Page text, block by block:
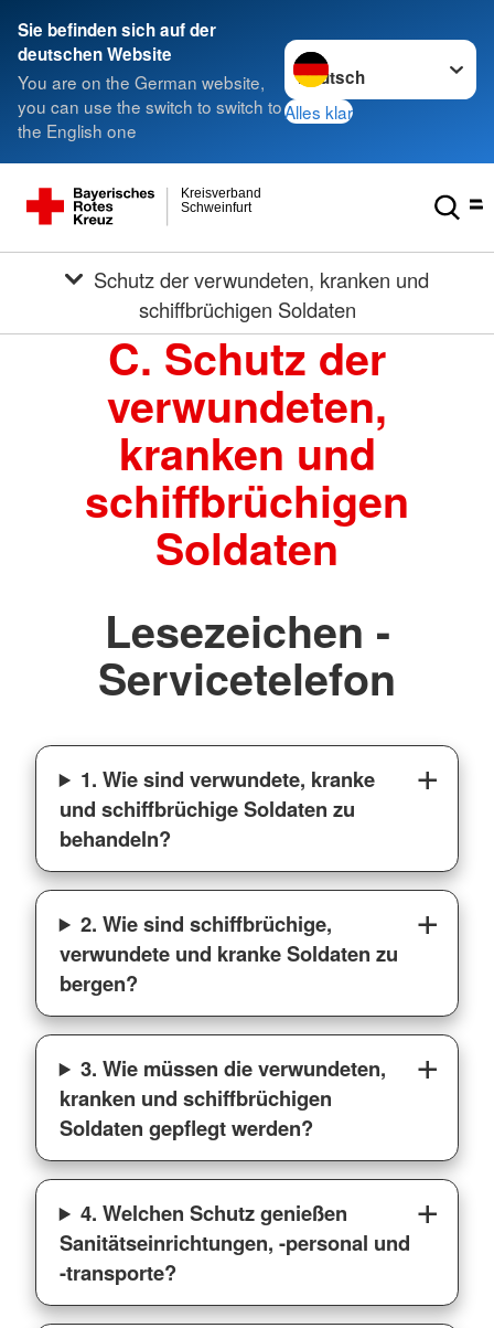
Sie befinden sich auf der
deutschen Website
You are on the German website,
you can use the switch to switch to
the English one
Sprache wechseln zu
Alles klar
Schweinfurt
Kreisverband
schiffbrüchigen Soldaten
C. Schutz der
verwundeten,
kranken und
schiffbrüchigen
Soldaten
Lesezeichen -
Servicetelefon
1. Wie sind verwundete, kranke
und schiffbrüchige Soldaten zu
behandeln?
2. Wie sind schiffbrüchige,
verwundete und kranke Soldaten zu
bergen?
3. Wie müssen die verwundeten,
kranken und schiffbrüchigen
Soldaten gepflegt werden?
4. Welchen Schutz genießen
Sanitätseinrichtungen, -personal und
-transporte?